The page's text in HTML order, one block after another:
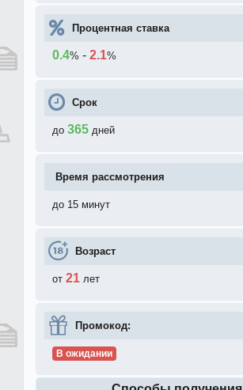
Процентная ставка
0.4% - 2.1%
Срок
до 365 дней
Время рассмотрения
до 15 минут
Возраст
от 21 лет
Промокод:
В ожидании